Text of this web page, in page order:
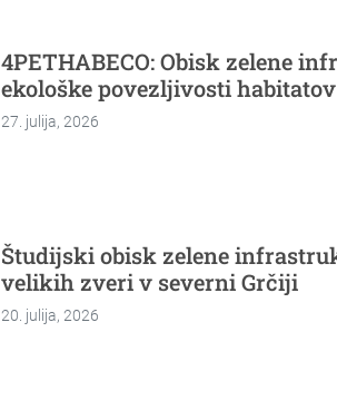
4PETHABECO: Obisk zelene
ekološke povezljivosti
27. julija, 2026
Študijski obisk zelene
velikih zveri v severni Grčiji
20. julija, 2026